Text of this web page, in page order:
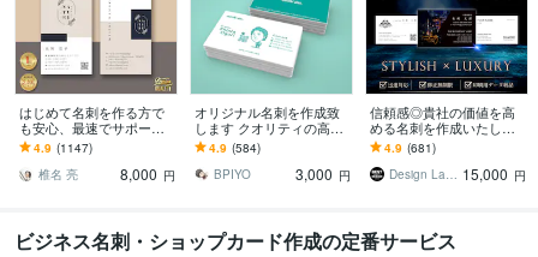
はじめて名刺を作る方で
も安心、最速でサポート
します 名刺デザイン実績
最多のプロデザイナーが
デザインいたします!
4.9 (1147)
椎名 亮
8,000 円
オリジナル名刺を作成致
します クオリティの高い
素敵な名刺デザインを
4.9 (584)
BPIYO
3,000 円
信頼感◎貴社の価値を高
める名刺を作成いたしま
す 修正回数無制限◇スタ
イリッシュ＆高級感で魅
せるモダンデザイン
4.9 (681)
Design Lab｜名刺・地図・印刷物 15,000 円
ビジネス名刺・ショップカード作成の定番サービス